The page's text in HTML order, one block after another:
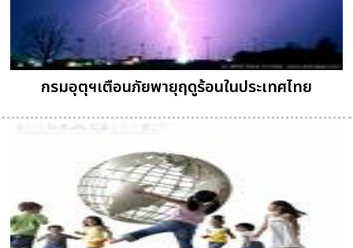
กรมอุตุฯเตือนภัยพายุฤดูร้อนในประเทศไทย